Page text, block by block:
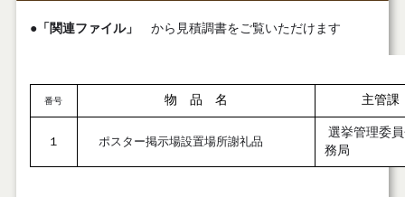
●「関連ファイル」 から見積調書をご覧いただけます
番号 物 品 名 主管課
１ ポスター掲示場設置場所謝礼品
選挙管理委
務局